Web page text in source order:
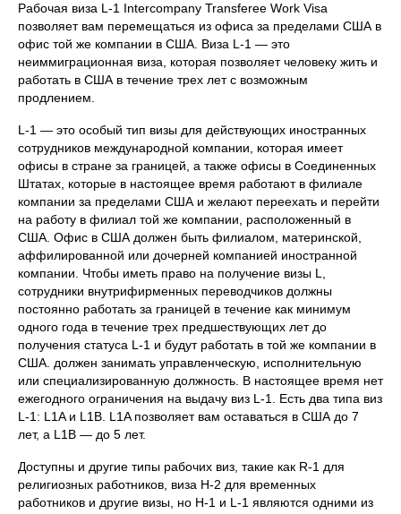
Рабочая виза L-1 Intercompany Transferee Work Visa
позволяет вам перемещаться из офиса за пределами США в
офис той же компании в США. Виза L-1 — это
неиммиграционная виза, которая позволяет человеку жить и
работать в США в течение трех лет с возможным
продлением.
L-1 — это особый тип визы для действующих иностранных
сотрудников международной компании, которая имеет
офисы в стране за границей, а также офисы в Соединенных
Штатах, которые в настоящее время работают в филиале
компании за пределами США и желают переехать и перейти
на работу в филиал той же компании, расположенный в
США. Офис в США должен быть филиалом, материнской,
аффилированной или дочерней компанией иностранной
компании. Чтобы иметь право на получение визы L,
сотрудники внутрифирменных переводчиков должны
постоянно работать за границей в течение как минимум
одного года в течение трех предшествующих лет до
получения статуса L-1 и будут работать в той же компании в
США. должен занимать управленческую, исполнительную
или специализированную должность. В настоящее время нет
ежегодного ограничения на выдачу виз L-1. Есть два типа виз
L-1: L1A и L1B. L1A позволяет вам оставаться в США до 7
лет, а L1B — до 5 лет.
Доступны и другие типы рабочих виз, такие как R-1 для
религиозных работников, виза H-2 для временных
работников и другие визы, но H-1 и L-1 являются одними из